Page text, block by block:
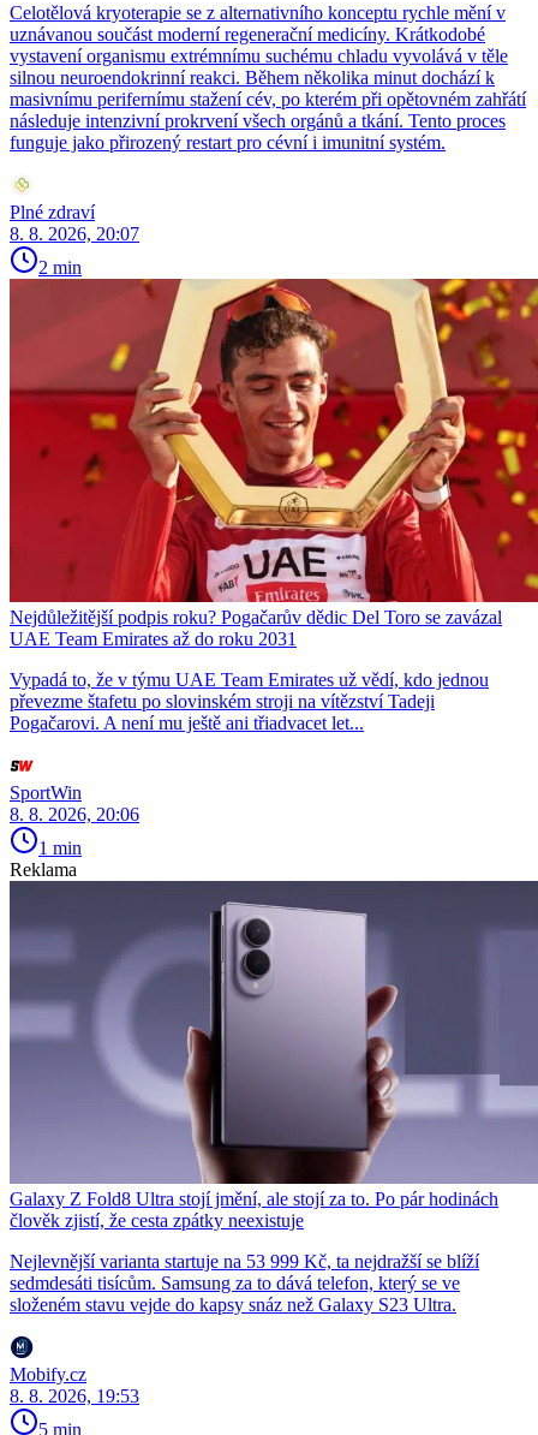
Celotělová kryoterapie se z alternativního konceptu rychle mění v
uznávanou součást moderní regenerační medicíny. Krátkodobé
vystavení organismu extrémnímu suchému chladu vyvolává v těle
silnou neuroendokrinní reakci. Během několika minut dochází k
masivnímu perifernímu stažení cév, po kterém při opětovném zahřátí
následuje intenzivní prokrvení všech orgánů a tkání. Tento proces
funguje jako přirozený restart pro cévní i imunitní systém.
Plné zdraví
8. 8. 2026, 20:07
2 min
Nejdůležitější podpis roku? Pogačarův dědic Del Toro se zavázal
UAE Team Emirates až do roku 2031
Vypadá to, že v týmu UAE Team Emirates už vědí, kdo jednou
převezme štafetu po slovinském stroji na vítězství Tadeji
Pogačarovi. A není mu ještě ani třiadvacet let...
SportWin
8. 8. 2026, 20:06
1 min
Reklama
Galaxy Z Fold8 Ultra stojí jmění, ale stojí za to. Po pár hodinách
člověk zjistí, že cesta zpátky neexistuje
Nejlevnější varianta startuje na 53 999 Kč, ta nejdražší se blíží
sedmdesáti tisícům. Samsung za to dává telefon, který se ve
složeném stavu vejde do kapsy snáz než Galaxy S23 Ultra.
Mobify.cz
8. 8. 2026, 19:53
5 min